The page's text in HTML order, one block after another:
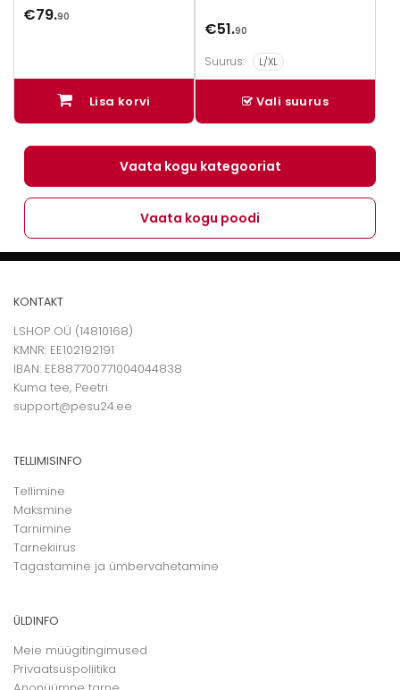
€79.90
Lisa korvi
€51.90
Suurus: L/XL
Vali suurus
Vaata kogu kategooriat
Vaata kogu poodi
KONTAKT
LSHOP OÜ (14810168)
KMNR: EE102192191
IBAN: EE887700771004044838
Kuma tee, Peetri
support@pesu24.ee
TELLIMISINFO
Tellimine
Maksmine
Tarnimine
Tarnekiirus
Tagastamine ja ümbervahetamine
ÜLDINFO
Meie müügitingimused
Privaatsuspoliitika